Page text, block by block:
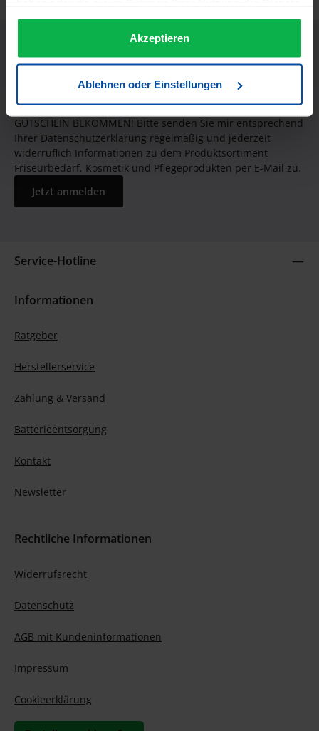
gesammelt haben.
Akzeptieren
Ablehnen oder Einstellungen
JETZT UNSEREN NEWSLETTER ABONNIEREN UND EINEN 5€
GUTSCHEIN BEKOMMEN! Bitte senden Sie mir entsprechend
Ihrer Datenschutzerklärung regelmäßig und jederzeit
widerruflich Informationen zu dem Produktsortiment
Friseurbedarf, Kosmetik und Pflegeprodukten per E-Mail zu.
Jetzt anmelden
Service-Hotline
Informationen
Ratgeber
Herstellerservice
Zahlung & Versand
Batterieentsorgung
Kontakt
Newsletter
Rechtliche Informationen
Widerrufsrecht
Datenschutz
AGB mit Kundeninformationen
Impressum
Cookieerklärung